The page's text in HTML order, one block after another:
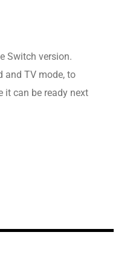
Switch version.
and TV mode, to
it can be ready next